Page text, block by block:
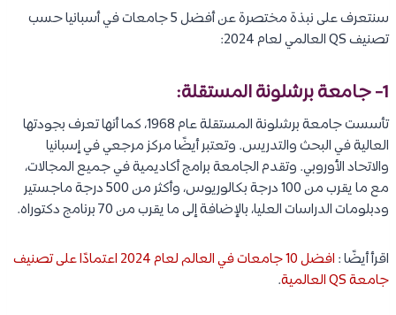
سنتعرف على نبذة مختصرة عن أفضل 5 جامعات في أسبانيا حسب
تصنيف QS العالمي لعام 2024:
1- جامعة برشلونة المستقلة:
تأسست جامعة برشلونة المستقلة عام 1968، كما أنها تعرف بجودتها
العالية في البحث والتدريس. وتعتبر أيضًا مركز مرجعي في إسبانيا
والاتحاد الأوروبي. وتقدم الجامعة برامج أكاديمية في جميع المجالات،
مع ما يقرب من 100 درجة بكالوريوس، وأكثر من 500 درجة ماجستير
ودبلومات الدراسات العليا، بالإضافة إلى ما يقرب من 70 برنامج دكتوراه.
اقرأ أيضًا :
افضل 10 جامعات في العالم لعام 2024 اعتمادًا على تصنيف
جامعة QS العالمية
.